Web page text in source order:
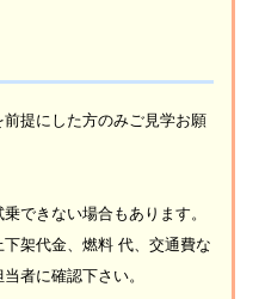
提にした方のみご見学お願
できない場合もあります。
架代金、燃料 代、交通費な
者に確認下さい。